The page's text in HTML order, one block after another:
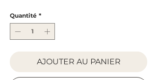
Quantité *
AJOUTER AU PANIER